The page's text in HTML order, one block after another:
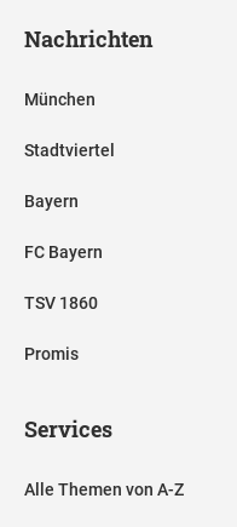
Nachrichten
München
Stadtviertel
Bayern
FC Bayern
TSV 1860
Promis
Services
Alle Themen von A-Z